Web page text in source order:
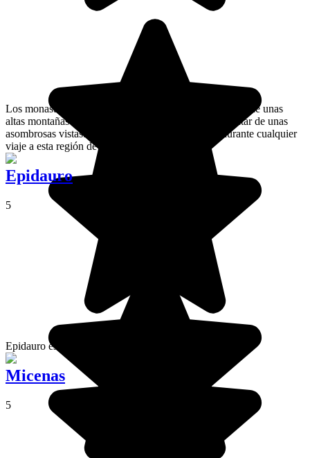
Los monasterios de Meteora están situados en las cimas de unas
altas montañas rocosas. Desde allí arriba podrás disfrutar de unas
asombrosas vistas. Se trata de una visita obligada durante cualquier
viaje a esta región de Grecia.
Epidauro
5
Epidauro es famosa por su teatro, muy bien conservado.
Micenas
5